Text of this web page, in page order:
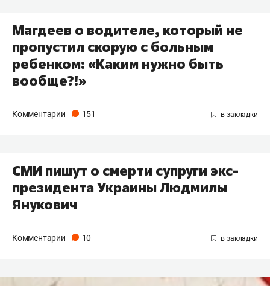
Магдеев о водителе, который не
пропустил скорую с больным
ребенком: «Каким нужно быть
вообще?!»
Комментарии 151
СМИ пишут о смерти супруги экс-
президента Украины Людмилы
Янукович
Комментарии 10